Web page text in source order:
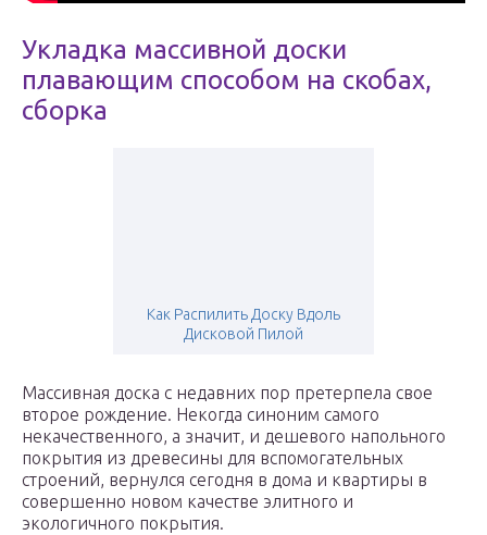
Укладка массивной доски
плавающим способом на скобах,
сборка
Как Распилить Доску Вдоль
Дисковой Пилой
Массивная доска с недавних пор претерпела свое
второе рождение. Некогда синоним самого
некачественного, а значит, и дешевого напольного
покрытия из древесины для вспомогательных
строений, вернулся сегодня в дома и квартиры в
совершенно новом качестве элитного и
экологичного покрытия.